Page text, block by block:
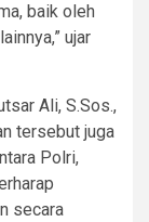
baik oleh
ujar
Ali, S.Sos.,
tersebut juga
Polri,
secara